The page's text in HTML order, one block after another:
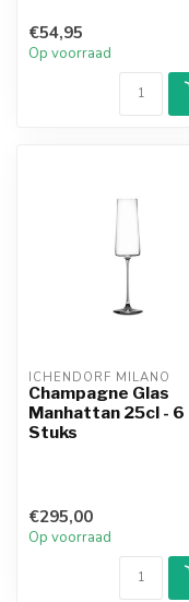
€54,95
Op voorraad
ICHENDORF MILANO
Champagne Glas
Manhattan 25cl - 6
Stuks
€295,00
Op voorraad